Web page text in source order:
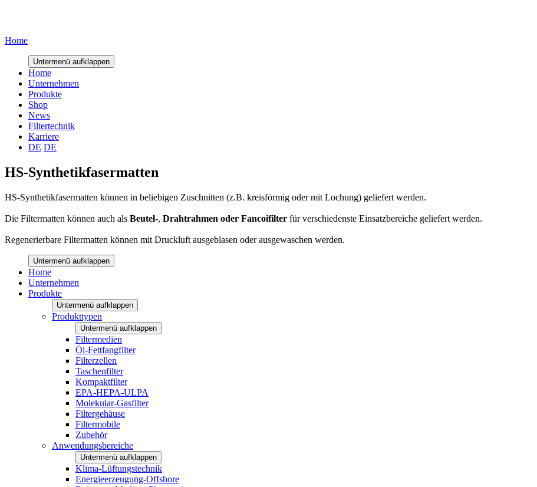
Home
Untermenü aufklappen
Home
Unternehmen
Produkte
Shop
News
Filtertechnik
Karriere
DE DE
HS-Synthetikfasermatten
HS-Synthetikfasermatten können in beliebigen Zuschnitten (z.B. kreisförmig oder mit Lochung) geliefert werden.
Die Filtermatten können auch als Beutel-, Drahtrahmen oder Fancoifilter für verschiedenste Einsatzbereiche geliefert werden.
Regenerierbare Filtermatten können mit Druckluft ausgeblasen oder ausgewaschen werden.
Untermenü aufklappen
Home
Unternehmen
Produkte
Untermenü aufklappen
Produkttypen
Untermenü aufklappen
Filtermedien
Öl-Fettfangfilter
Filterzellen
Taschenfilter
Kompaktfilter
EPA-HEPA-ULPA
Molekular-Gasfilter
Filtergehäuse
Filtermobile
Zubehör
Anwendungsbereiche
Untermenü aufklappen
Klima-Lüftungstechnik
Energieerzeugung-Offshore